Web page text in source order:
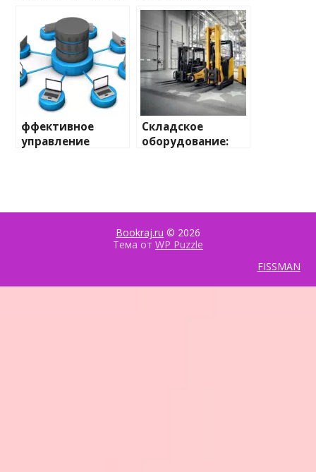
профессионала
беременных: как
выбрать
идеальный
наряд для
особенного дня
ффективное
управление
Складское
оборудование:
Bookraj.ru © 2026
Тема от WP Puzzle
FISSMAN